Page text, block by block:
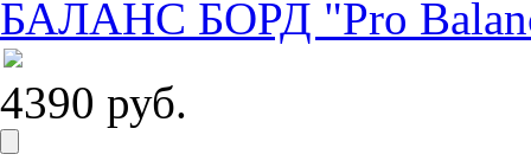
БАЛАНС БОРД "Pro
4390 руб.